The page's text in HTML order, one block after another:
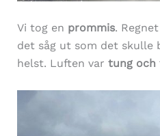
Vi tog en prommis.
det såg ut som det skulle
helst. Luften var tung och